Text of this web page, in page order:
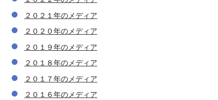
２０２１年のメディア
２０２０年のメディア
２０１９年のメディア
２０１８年のメディア
２０１７年のメディア
２０１６年のメディア